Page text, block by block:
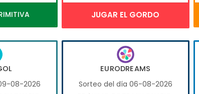
JUGAR EL GORDO
08-2026
EURODREAMS
Sorteo del día 06-08-2026